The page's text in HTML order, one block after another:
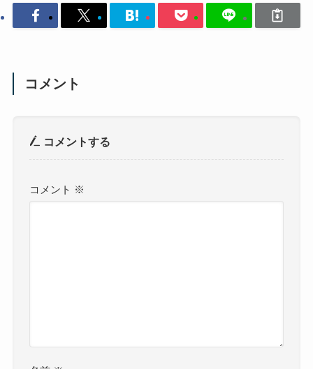
コメント
コメントする
コメント ※